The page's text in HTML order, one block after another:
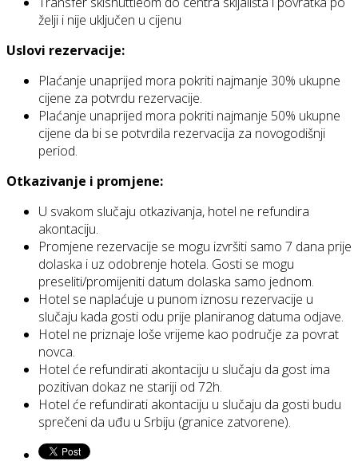
želji i nije uključen u cijenu
Uslovi rezervacije:
Plaćanje unaprijed mora pokriti najmanje 30% ukupne
cijene za potvrdu rezervacije.
Plaćanje unaprijed mora pokriti najmanje 50% ukupne
cijene da bi se potvrdila rezervacija za novogodišnji
period.
Otkazivanje i promjene:
U svakom slučaju otkazivanja, hotel ne refundira
akontaciju.
Promjene rezervacije se mogu izvršiti samo 7 dana prije
dolaska i uz odobrenje hotela. Gosti se mogu
preseliti/promijeniti datum dolaska samo jednom.
Hotel se naplaćuje u punom iznosu rezervacije u
slučaju kada gosti odu prije planiranog datuma odjave.
Hotel ne priznaje loše vrijeme kao područje za povrat
novca.
Hotel će refundirati akontaciju u slučaju da gost ima
pozitivan dokaz ne stariji od 72h.
Hotel će refundirati akontaciju u slučaju da gosti budu
sprečeni da uđu u Srbiju (granice zatvorene).